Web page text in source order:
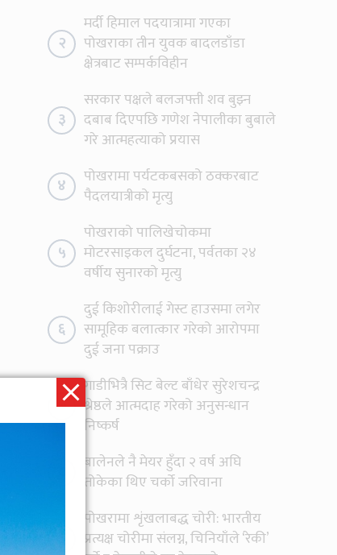
२
मर्दी हिमाल पदयात्रामा गएका
पोखराका तीन युवक बादलडाँडा
क्षेत्रबाट सम्पर्कविहीन
३
सरकार पक्षले बलजफ्ती शव बुझ्न
दबाब दिएपछि गणेश नेपालीका बुबाले
गरे आत्महत्याको प्रयास
४
पोखरामा पर्यटकबसको ठक्करबाट
पैदलयात्रीको मृत्यु
५
पोखराको पालिखेचोकमा
मोटरसाइकल दुर्घटना, पर्वतका २४
वर्षीय सुनारको मृत्यु
६
दुई किशोरीलाई गेस्ट हाउसमा लगेर
सामूहिक बलात्कार गरेको आरोपमा
दुई जना पक्राउ
७
गाडीभित्रै सिट बेल्ट बाँधेर सुरेशचन्द्र
श्रेष्ठले आत्मदाह गरेको अनुसन्धान
निष्कर्ष
बालेनले नै मेयर हुँदा २ वर्ष अघि
तोकेका थिए चर्को जरिवाना
९
पोखरामा शृंखलाबद्ध चोरी: भारतीय
प्रत्यक्ष चोरीमा संलग्न, चिनियाँले ‘रेकी’